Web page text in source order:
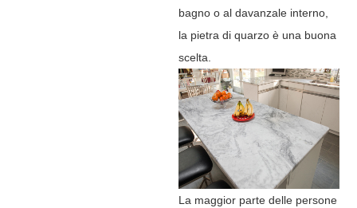
bagno o al davanzale interno,
la pietra di quarzo è una buona
scelta.
La maggior parte delle persone